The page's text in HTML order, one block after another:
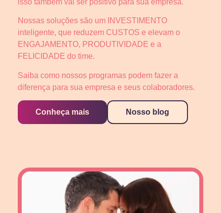
Nossas soluções são um INVESTIMENTO
inteligente, que reduzem CUSTOS e elevam o
ENGAJAMENTO, PRODUTIVIDADE e a
FELICIDADE do time.
Saiba como nossos programas podem fazer a
diferença para sua empresa e seus colaboradores.
Conheça mais Nosso blog